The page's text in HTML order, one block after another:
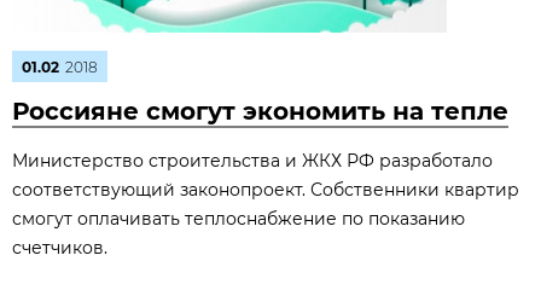
01.02 2018
Россияне смогут экономить на тепле
Министерство строительства и ЖКХ РФ разработало
соответствующий законопроект. Собственники квартир
смогут оплачивать теплоснабжение по показанию
счетчиков.